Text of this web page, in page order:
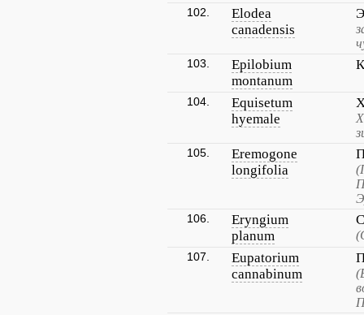
102.
Elodea
canadensis
103.
Epilobium
montanum
104.
Equisetum
hyemale
105.
Eremogone
longifolia
106.
Eryngium
planum
107.
Eupatorium
cannabinum